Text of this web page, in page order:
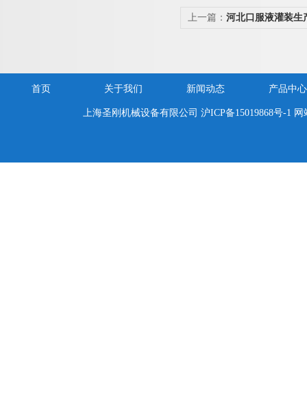
上一篇： 河北口服液灌装生
首页 关于我们 新闻动态 产品中心
上海圣刚机械设备有限公司沪ICP备15019868号-1 网